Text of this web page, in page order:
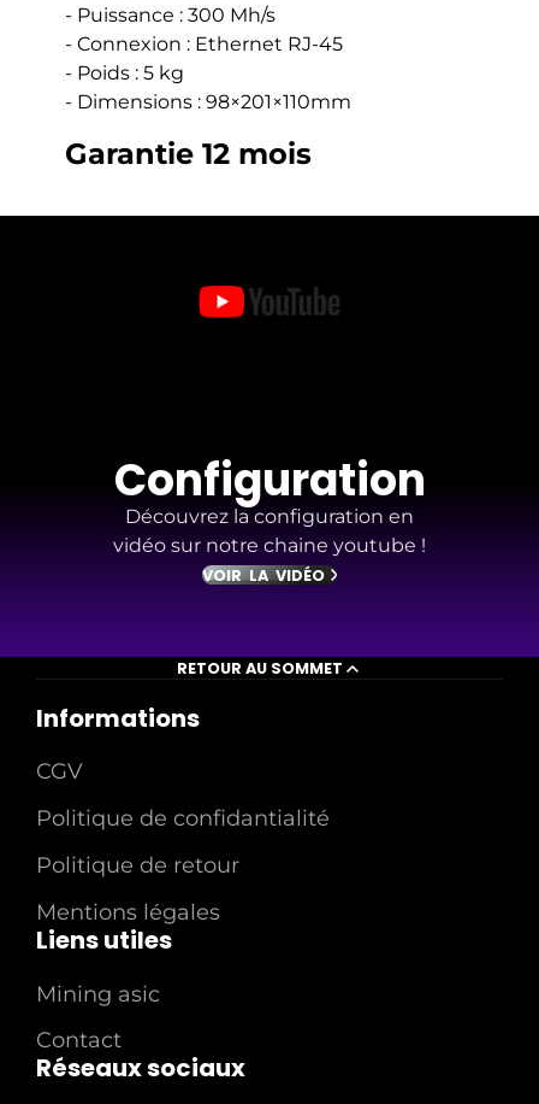
- Puissance : 300 Mh/s
- Connexion : Ethernet RJ-45
- Poids : 5 kg
- Dimensions :98×201×110mm
Garantie 12 mois
Configuration
Découvrez la configuration en
vidéo sur notre chaine youtube !
VOIR LA VIDÉO
RETOUR AU SOMMET
Informations
CGV
Politique de confidantialité
Politique de retour
Mentions légales
Liens utiles
Mining asic
Contact
Réseaux sociaux